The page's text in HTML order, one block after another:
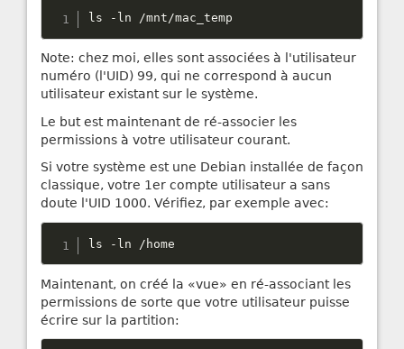
ls - ln /mnt/mac_temp
Note: chez moi, elles sont associées à l'utilisateur
numéro (l'UID) 99, qui ne correspond à aucun
utilisateur existant sur le système.
Le but est maintenant de ré-associer les
permissions à votre utilisateur courant.
Si votre système est une Debian installée de façon
classique, votre 1er compte utilisateur a sans
doute l'UID 1000. Vérifiez, par exemple avec:
ls - ln / home
Maintenant, on créé la «vue» en ré-associant les
permissions de sorte que votre utilisateur puisse
écrire sur la partition: